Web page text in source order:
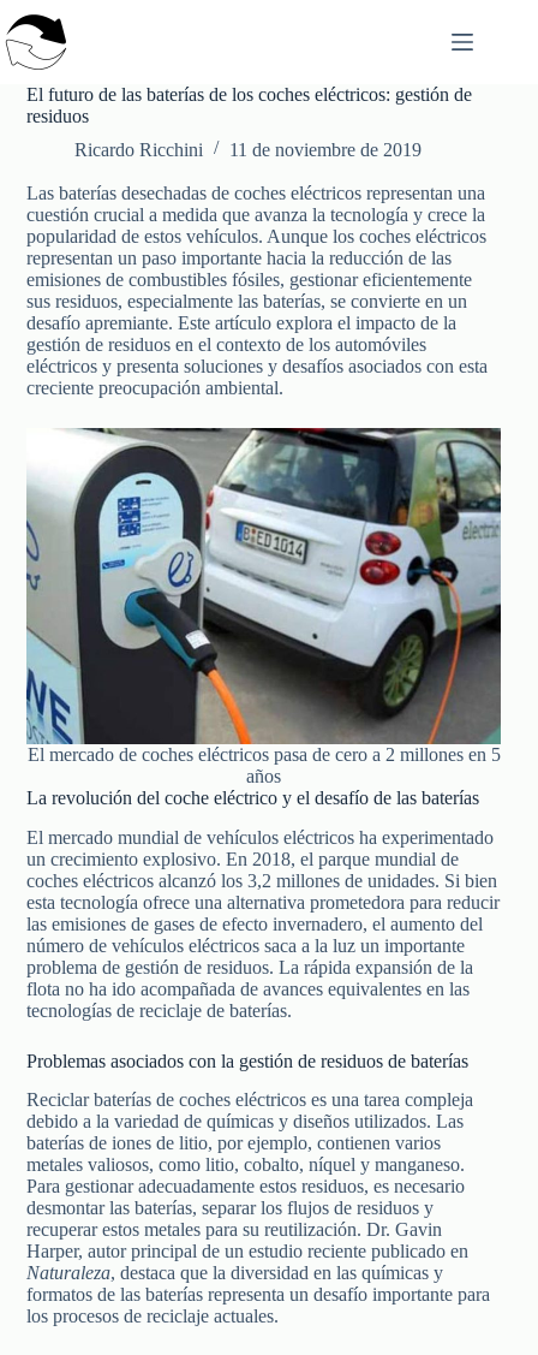
al
contenido
El futuro de las baterías de los coches eléctricos: gestión de
residuos
Ricardo Ricchini
11 de noviembre de 2019
Las baterías desechadas de coches eléctricos representan una
cuestión crucial a medida que avanza la tecnología y crece la
popularidad de estos vehículos. Aunque los coches eléctricos
representan un paso importante hacia la reducción de las
emisiones de combustibles fósiles, gestionar eficientemente
sus residuos, especialmente las baterías, se convierte en un
desafío apremiante. Este artículo explora el impacto de la
gestión de residuos en el contexto de los automóviles
eléctricos y presenta soluciones y desafíos asociados con esta
creciente preocupación ambiental.
El mercado de coches eléctricos pasa de cero a 2 millones en 5
años
La revolución del coche eléctrico y el desafío de las baterías
El mercado mundial de vehículos eléctricos ha experimentado
un crecimiento explosivo. En 2018, el parque mundial de
coches eléctricos alcanzó los 3,2 millones de unidades. Si bien
esta tecnología ofrece una alternativa prometedora para reducir
las emisiones de gases de efecto invernadero, el aumento del
número de vehículos eléctricos saca a la luz un importante
problema de gestión de residuos. La rápida expansión de la
flota no ha ido acompañada de avances equivalentes en las
tecnologías de reciclaje de baterías.
Problemas asociados con la gestión de residuos de baterías
Reciclar baterías de coches eléctricos es una tarea compleja
debido a la variedad de químicas y diseños utilizados. Las
baterías de iones de litio, por ejemplo, contienen varios
metales valiosos, como litio, cobalto, níquel y manganeso.
Para gestionar adecuadamente estos residuos, es necesario
desmontar las baterías, separar los flujos de residuos y
recuperar estos metales para su reutilización. Dr. Gavin
Harper, autor principal de un estudio reciente publicado en
Naturaleza, destaca que la diversidad en las químicas y
formatos de las baterías representa un desafío importante para
los procesos de reciclaje actuales.